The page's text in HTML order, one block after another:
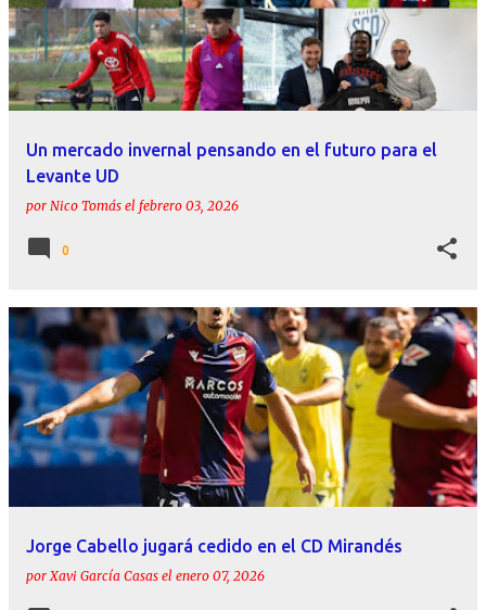
Un mercado invernal pensando en el futuro para el
Levante UD
por Nico Tomás el febrero 03, 2026
0
Jorge Cabello jugará cedido en el CD Mirandés
porXavi García Casas el enero 07, 2026